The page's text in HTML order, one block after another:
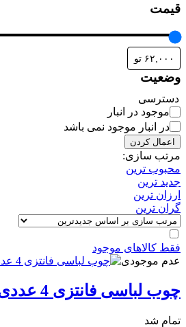
قیمت
وضعیت
دسترسی
موجود در انبار
در انبار موجود نمی باشد
اعمال کردن
مرتب سازی:
محبوب ترین
جدید ترین
ارزان ترین
گران ترین
فقط کالاهای موجود
عدم موجودی
چوب لباسی فانتزی 4 عددی tiny
تمام شد